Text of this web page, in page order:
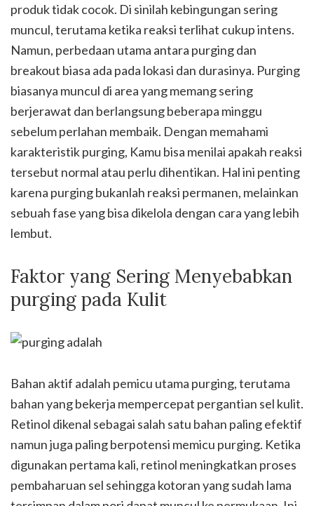
produk tidak cocok. Di sinilah kebingungan sering
muncul, terutama ketika reaksi terlihat cukup intens.
Namun, perbedaan utama antara purging dan
breakout biasa ada pada lokasi dan durasinya. Purging
biasanya muncul di area yang memang sering
berjerawat dan berlangsung beberapa minggu
sebelum perlahan membaik. Dengan memahami
karakteristik purging, Kamu bisa menilai apakah reaksi
tersebut normal atau perlu dihentikan. Hal ini penting
karena purging bukanlah reaksi permanen, melainkan
sebuah fase yang bisa dikelola dengan cara yang lebih
lembut.
Faktor yang Sering Menyebabkan
purging pada Kulit
Bahan aktif adalah pemicu utama purging, terutama
bahan yang bekerja mempercepat pergantian sel kulit.
Retinol dikenal sebagai salah satu bahan paling efektif
namun juga paling berpotensi memicu purging. Ketika
digunakan pertama kali, retinol meningkatkan proses
pembaharuan sel sehingga kotoran yang sudah lama